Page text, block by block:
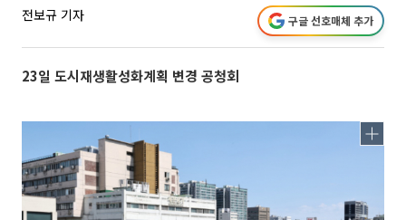
전보규 기자 구글 선호매체 추가
23일 도시재생활성화계획 변경 공청회